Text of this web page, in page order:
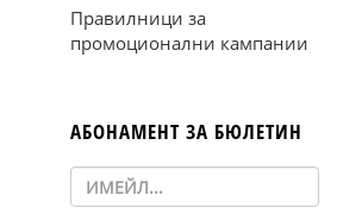
Правилници за
промоционални кампании
АБОНАМЕНТ ЗА БЮЛЕТИН